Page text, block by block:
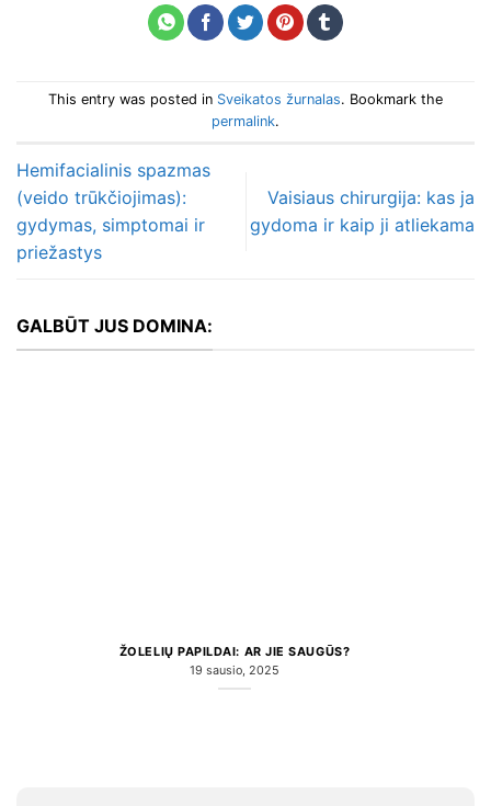
This entry was posted in Sveikatos žurnalas. Bookmark the
permalink.
Hemifacialinis spazmas
(veido trūkčiojimas):
gydymas, simptomai ir
priežastys
Vaisiaus chirurgija: kas ja
gydoma ir kaip ji atliekama
GALBŪT JUS DOMINA:
ŽOLELIŲ PAPILDAI: AR JIE SAUGŪS?
19 sausio, 2025